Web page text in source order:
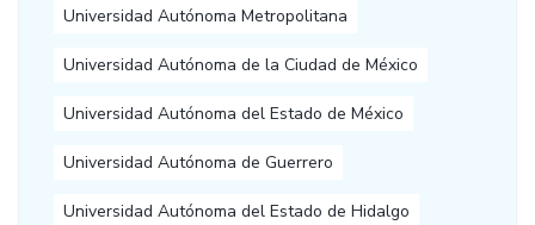
Universidad Autónoma Metropolitana
Universidad Autónoma de la Ciudad de México
Universidad Autónoma del Estado de México
Universidad Autónoma de Guerrero
Universidad Autónoma del Estado de Hidalgo